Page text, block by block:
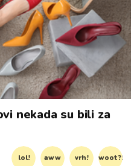
nekada su bili za
lol! aww vrh! woot?!